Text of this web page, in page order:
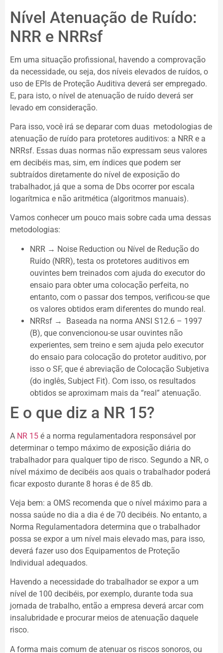
Nível Atenuação de Ruído:
NRR e NRRsf
Em uma situação profissional, havendo a comprovação
da necessidade, ou seja, dos níveis elevados de ruídos, o
uso de EPIs de Proteção Auditiva deverá ser empregado.
E, para isto, o nível de atenuação de ruído deverá ser
levado em consideração.
Para isso, você irá se deparar com duas metodologias de
atenuação de ruído para protetores auditivos: a NRR e a
NRRsf. Essas duas normas não expressam seus valores
em decibéis mas, sim, em índices que podem ser
subtraídos diretamente do nível de exposição do
trabalhador, já que a soma de Dbs ocorrer por escala
logarítmica e não aritmética (algoritmos manuais).
Vamos conhecer um pouco mais sobre cada uma dessas
metodologias:
NRR → Noise Reduction ou Nível de Redução do
Ruído (NRR), testa os protetores auditivos em
ouvintes bem treinados com ajuda do executor do
ensaio para obter uma colocação perfeita, no
entanto, com o passar dos tempos, verificou-se que
os valores obtidos eram diferentes do mundo real.
NRRsf → Baseada na norma ANSI S12.6 – 1997
(B), que convencionou-se usar ouvintes não
experientes, sem treino e sem ajuda pelo executor
do ensaio para colocação do protetor auditivo, por
isso o SF, que é abreviação de Colocação Subjetiva
(do inglês, Subject Fit). Com isso, os resultados
obtidos se aproximam mais da “real” atenuação.
E o que diz a NR 15?
A NR 15 é a norma regulamentadora responsável por
determinar o tempo máximo de exposição diária do
trabalhador para qualquer tipo de risco. Segundo a NR, o
nível máximo de decibéis aos quais o trabalhador poderá
ficar exposto durante 8 horas é de 85 db.
Veja bem: a OMS recomenda que o nível máximo para a
nossa saúde no dia a dia é de 70 decibéis. No entanto, a
Norma Regulamentadora determina que o trabalhador
possa se expor a um nível mais elevado mas, para isso,
deverá fazer uso dos Equipamentos de Proteção
Individual adequados.
Havendo a necessidade do trabalhador se expor a um
nível de 100 decibéis, por exemplo, durante toda sua
jornada de trabalho, então a empresa deverá arcar com
insalubridade e procurar meios de atenuação daquele
risco.
A forma mais comum de atenuar os riscos sonoros, ou